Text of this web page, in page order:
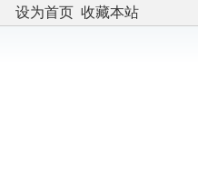
设为首页 收藏本站